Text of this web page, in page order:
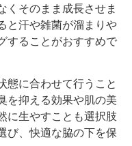
くそのまま成長させま
と汗や雑菌が溜まりや
することがおすすめで
態に合わせて行うこと
を抑える効果や肌の美
に生やすことも選択肢
び、快適な脇の下を保